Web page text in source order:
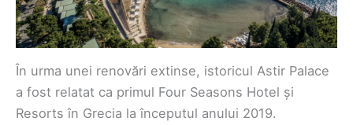
În urma unei renovări extinse, istoricul Astir Palace
a fost relatat ca primul Four Seasons Hotel și
Resorts în Grecia la începutul anului 2019.